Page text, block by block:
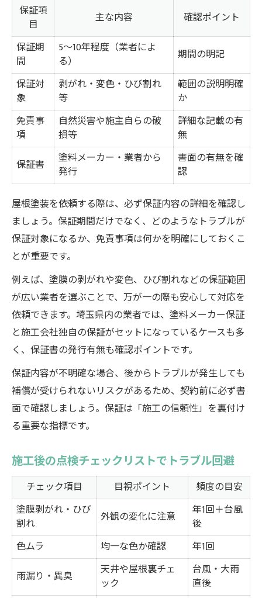
保証項
目
主な内容
確認ポイント
保証期
間
5～10年程度（業者によ
る）
期間の明記
保証対
象
剥がれ・変色・ひび割れ
等
範囲の説明明確
か
免責事
項
自然災害や施主自らの破
損等
詳細な記載の有
無
保証書
塗料メーカー・業者から
発行
書面の有無を確
認
屋根塗装を依頼する際は、必ず保証内容の詳細を確認し
ましょう。保証期間だけでなく、どのようなトラブルが
保証対象になるか、免責事項は何かを明確にしておくこ
とが重要です。
例えば、塗膜の剥がれや変色、ひび割れなどの保証範囲
が広い業者を選ぶことで、万が一の際も安心して対応を
依頼できます。埼玉県内の業者では、塗料メーカー保証
と施工会社独自の保証がセットになっているケースも多
く、保証書の発行有無も確認ポイントです。
保証内容が不明確な場合、後からトラブルが発生しても
補償が受けられないリスクがあるため、契約前に必ず書
面で確認しましょう。保証は「施工の信頼性」を裏付け
る重要な指標です。
施工後の点検チェックリストでトラブル回避
チェック項目 目視ポイント
頻度の目安
塗膜剥がれ・ひび
割れ
外観の変化に注意
年1回＋台風
後
色ムラ
均一な色か確認
年1回
雨漏り・異臭
天井や屋根裏チェ
ック
台風・大雨
直後